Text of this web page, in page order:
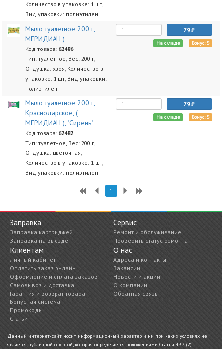
Количество в упаковке: 1 шт,
Вид упаковки: полиэтилен
Мыло туалетное 200 г,
МЕРИДИАН )
Код товара: 62486
Тип: туалетное, Вес: 200 г,
Отдушка: хвоя, Количество в
упаковке: 1 шт, Вид упаковки:
полиэтилен
79
На складе Бонус: 5
Мыло туалетное 200 г,
Краснодарское, (
МЕРИДИАН ), "Сирень"
Код товара: 62482
Тип: туалетное, Вес: 200 г,
Отдушка: цветочная,
Количество в упаковке: 1 шт,
Вид упаковки: полиэтилен
79
На складе Бонус: 5
1
Заправка
Заправка картриджей
Заправка на выезде
Сервис
Ремонт и обслуживание
Проверить статус ремонта
Клиентам
Личный кабинет
Оплатить заказ онлайн
Оформление и оплата заказов
Самовывоз и доставка
Гарантия и возврат товара
Бонусная система
Промокоды
Статьи
О нас
Адреса и контакты
Вакансии
Новости и акции
О компании
Обратная связь
Данный интернет-сайт носит информационный характер и ни при каких условиях не
является публичной офертой, которая определяется положениями Статьи 437 (2)